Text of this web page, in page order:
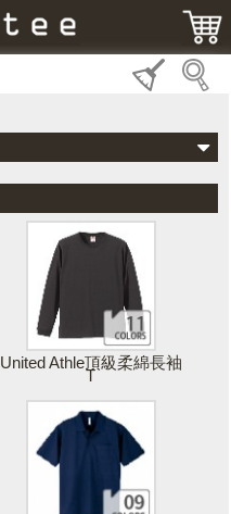
United Athle頂級柔綿長袖
T